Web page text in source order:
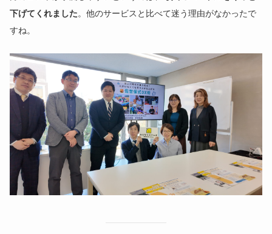
下げてくれました。他のサービスと比べて迷う理由がなかったで
すね。